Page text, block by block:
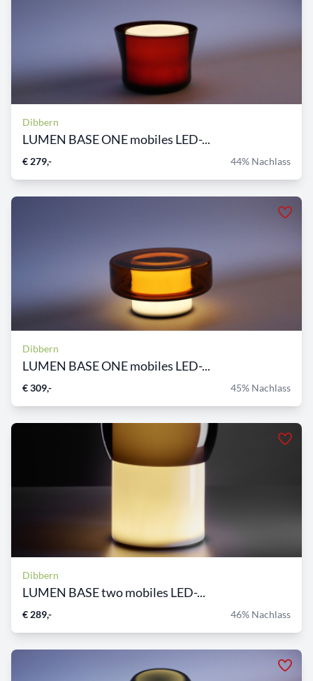
Dibbern
LUMEN BASE ONE mobiles LED-...
€ 279,- 44% Nachlass
Dibbern
LUMEN BASE ONE mobiles LED-...
€ 309,- 45% Nachlass
Dibbern
LUMEN BASE two mobiles LED-...
€ 289,- 46% Nachlass